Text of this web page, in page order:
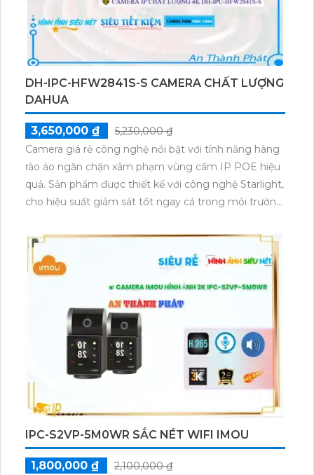
thành phải chăng.
DH-IPC-HFW2841S-S CAMERA CHẤT LƯỢNG
DAHUA
3,650,000 ₫
5,230,000 ₫
Camera giá rẻ công nghệ nổi bật với tính năng hàng
rào ảo ngăn chặn xâm phạm vùng cấm IP POE hiệu
quả. Sản phẩm được thiết kế với công nghệ Starlight,
cho hiệu suất giám sát tốt ngay cả trong môi trường
lại sự linh hoạt và chất lượng cao trong việc bảo vệ
khu vực một cách hiệu quả.
IPC-S2VP-5M0WR SẮC NÉT WIFI IMOU
1,800,000 ₫
2,100,000 ₫